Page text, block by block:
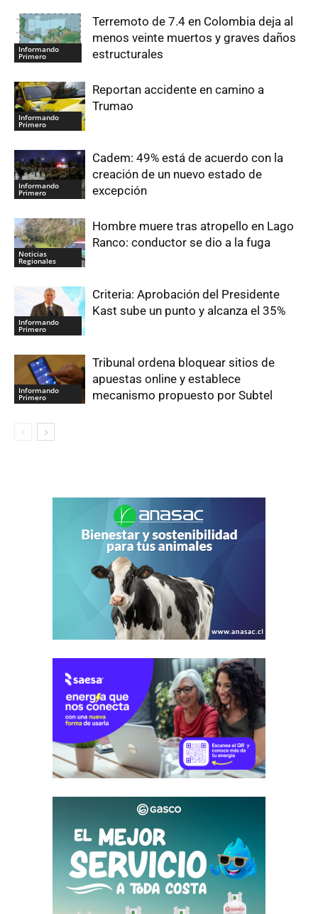
Informando
Primero
Terremoto de 7.4 en Colombia deja al
menos veinte muertos y graves daños
estructurales
Informando
Primero
Reportan accidente en camino a
Trumao
Informando
Primero
Cadem: 49% está de acuerdo con la
creación de un nuevo estado de
excepción
Noticias
Regionales
Hombre muere tras atropello en Lago
Ranco: conductor se dio a la fuga
Informando
Primero
Criteria: Aprobación del Presidente
Kast sube un punto y alcanza el 35%
Informando
Primero
Tribunal ordena bloquear sitios de
apuestas online y establece
mecanismo propuesto por Subtel